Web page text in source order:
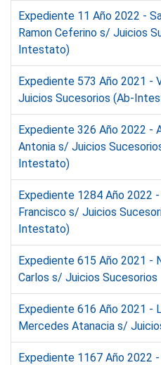
Expediente 11 Año 2022 -
Ramon Ceferino s/ Juicios
Intestato)
Expediente 573 Año 2021 -
Juicios Sucesorios (Ab-
Expediente 326 Año 2022 -
Antonia s/ Juicios
Intestato)
Expediente 1284 Año 2022 -
Francisco s/ Juicios
Intestato)
Expediente 615 Año 2021 -
Carlos s/ Juicios Sucesorios
Expediente 616 Año 2021 -
Mercedes Atanacia s/
Expediente 1167 Año 2022